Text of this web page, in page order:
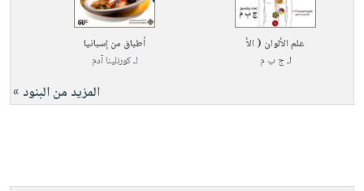
علم الألوان ( الأ
لـج ب م
أطباق من إسبانيا
لـكورنلينا آدم
المزيد من البنود »